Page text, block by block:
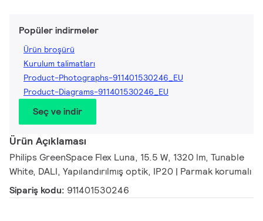
Popüler indirmeler
Ürün broşürü
Kurulum talimatları
Product-Photographs-911401530246_EU
Product-Diagrams-911401530246_EU
Seç ve indir
Ürün Açıklaması
Philips GreenSpace Flex Luna, 15.5 W, 1320 lm, Tunable
White, DALI, Yapılandırılmış optik, IP20 | Parmak korumalı
Sipariş kodu: 911401530246